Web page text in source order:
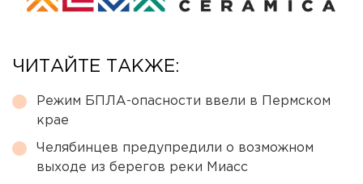
ЧИТАЙТЕ ТАКЖЕ:
Режим БПЛА-опасности ввели в Пермском
крае
Челябинцев предупредили о возможном
выходе из берегов реки Миасс